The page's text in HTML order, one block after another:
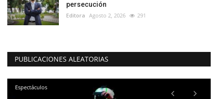
persecución
Editora Agosto 2, 2026 291
PUBLICACIONES ALEATORIAS
Policial